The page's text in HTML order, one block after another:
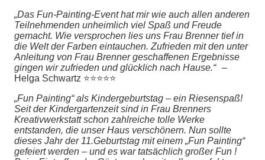
„Das Fun-Painting-Event hat mir wie auch allen anderen
Teilnehmenden unheimlich viel Spaß und Freude
gemacht. Wie versprochen lies uns Frau Brenner tief in
die Welt der Farben eintauchen. Zufrieden mit den unter
Anleitung von Frau Brenner geschaffenen Ergebnisse
gingen wir zufrieden und glücklich nach Hause.“–
Helga Schwartz ⭐⭐⭐⭐⭐
„Fun Painting“ als Kindergeburtstag – ein Riesenspaß!
Seit der Kindergartenzeit sind in Frau Brenners
Kreativwerkstatt schon zahlreiche tolle Werke
entstanden, die unser Haus verschönern. Nun sollte
dieses Jahr der 11.Geburtstag mit einem „Fun Painting“
gefeiert werden – und es war tatsächlich großer Fun !